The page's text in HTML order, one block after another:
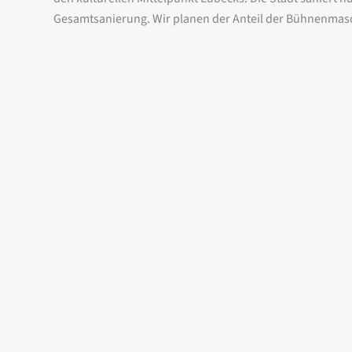
Gesamtsanierung. Wir planen der Anteil der